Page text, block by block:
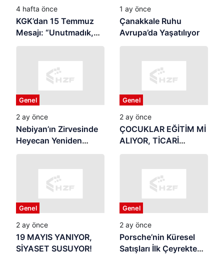
4 hafta önce
KGK’dan 15 Temmuz
Mesajı: “Unutmadık,
Unutturmayacağız”
1 ay önce
Çanakkale Ruhu
Avrupa’da Yaşatılıyor
Genel
2 ay önce
Nebiyan’ın Zirvesinde
Heyecan Yeniden
Başlıyor
Genel
2 ay önce
ÇOCUKLAR EĞİTİM Mİ
ALIYOR, TİCARİ
REKLAMIN
OLUYOR? Yaz Tatili
Başladı: Samsun’da
Veliler Endişeli,
Denetim Nerede?
Genel
2 ay önce
19 MAYIS YANIYOR,
SİYASET SUSUYOR!
Genel
2 ay önce
Porsche’nin Küresel
Satışları İlk Çeyrekte